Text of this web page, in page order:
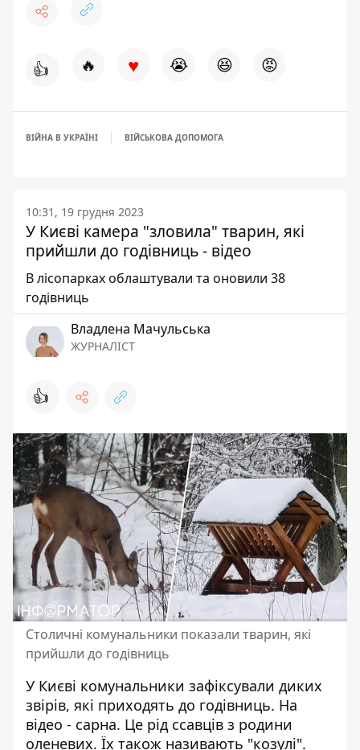
👍 🔥 ♥ 😭 😆 😡
ВІЙНА В УКРАЇНІ ВІЙСЬКОВА ДОПОМОГА
10:31, 19 грудня 2023
У Києві камера "зловила" тварин, які
прийшли до годівниць - відео
В лісопарках облаштували та оновили 38
годівниць
Владлена Мачульська
ЖУРНАЛІСТ
👍
Столичні комунальники показали тварин, які
прийшли до годівниць
У Києві комунальники зафіксували диких
звірів, які приходять до годівниць. На
відео - сарна. Це рід ссавців з родини
оленевих. Їх також називають "козулі".